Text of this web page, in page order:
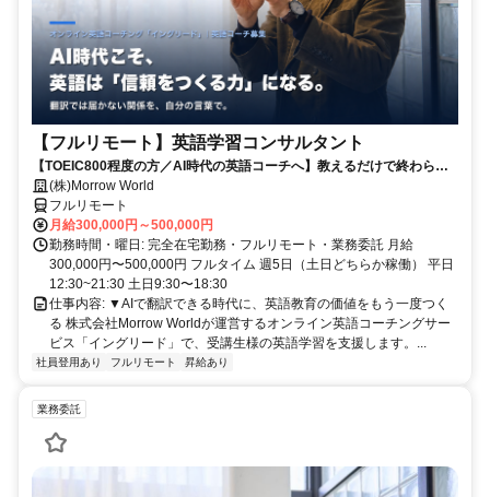
【フルリモート】英語学習コンサルタント
【TOEIC800程度の方／AI時代の英語コーチへ】教えるだけで終わらな
い。受講生の学習習慣と“自分の言葉で伝える力”を育てるお仕事です
(株)Morrow World
フルリモート
月給300,000円～500,000円
勤務時間・曜日: 完全在宅勤務・フルリモート・業務委託 月給
300,000円〜500,000円 フルタイム 週5日（土日どちらか稼働） 平日
12:30~21:30 土日9:30〜18:30
仕事内容: ▼AIで翻訳できる時代に、英語教育の価値をもう一度つく
る 株式会社Morrow Worldが運営するオンライン英語コーチングサー
ビス「イングリード」で、受講生様の英語学習を支援します。...
社員登用あり フルリモート 昇給あり
業務委託